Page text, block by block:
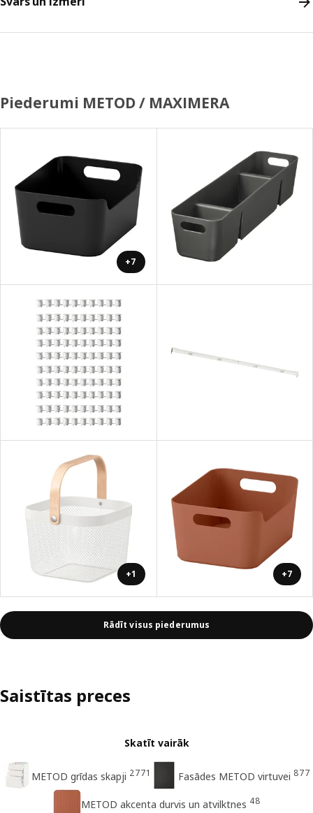
Piederumi METOD / MAXIMERA
+7
+1 +7
Rādīt visus piederumus
Saistītas preces
Skatīt vairāk
METOD grīdas skapji 2771 Fasādes METOD virtuvei 877
METOD akcenta durvis un atvilktnes 48